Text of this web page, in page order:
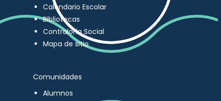
Calendario Escolar
Bibliotecas
Contraloría Social
Mapa de sitio
Comunidades
Alumnos